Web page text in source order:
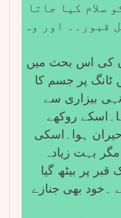
سلام کیا جاتا
قبور۔۔ اور وہ
کی اس بحث میں
ٹانگ پر جسم کا
بیزاری سے
روکھے
حیران ہوا۔اسکی
بہت زیادہ
پر بیٹھ گیا
۔خود بھی جنازے